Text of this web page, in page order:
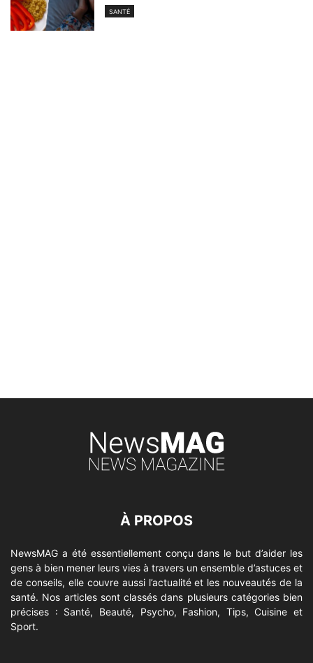
SANTÉ
À PROPOS
NewsMAG a été essentiellement conçu dans le but d’aider les
gens à bien mener leurs vies à travers un ensemble d’astuces et
de conseils, elle couvre aussi l’actualité et les nouveautés de la
santé. Nos articles sont classés dans plusieurs catégories bien
précises : Santé, Beauté, Psycho, Fashion, Tips, Cuisine et
Sport.